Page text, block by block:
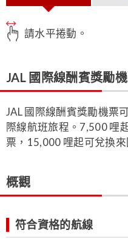
請水平捲動。
JAL 國際線酬賓獎勵
JAL 國際線酬賓獎勵機票
際線航班旅程。7,500 哩
票，15,000 哩起可兌換來
概觀
符合資格的航線